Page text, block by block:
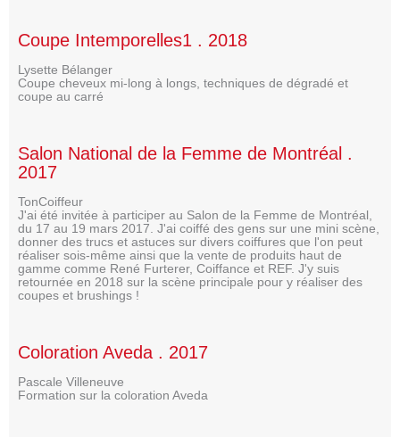
Coupe Intemporelles1 . 2018
Lysette Bélanger
Coupe cheveux mi-long à longs, techniques de dégradé et
coupe au carré
Salon National de la Femme de Montréal .
2017
TonCoiffeur
J'ai été invitée à participer au Salon de la Femme de Montréal,
du 17 au 19 mars 2017. J'ai coiffé des gens sur une mini scène,
donner des trucs et astuces sur divers coiffures que l'on peut
réaliser sois-même ainsi que la vente de produits haut de
gamme comme René Furterer, Coiffance et REF. J'y suis
retournée en 2018 sur la scène principale pour y réaliser des
coupes et brushings !
Coloration Aveda . 2017
Pascale Villeneuve
Formation sur la coloration Aveda